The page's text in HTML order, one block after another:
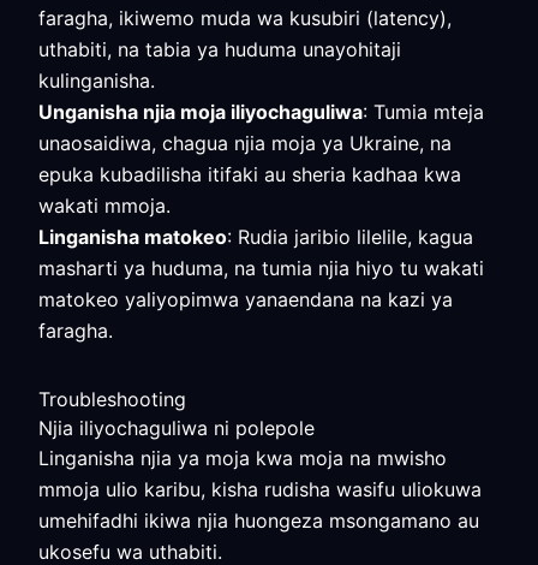
faragha, ikiwemo muda wa kusubiri (latency),
uthabiti, na tabia ya huduma unayohitaji
kulinganisha.
Unganisha njia moja iliyochaguliwa: Tumia mteja
unaosaidiwa, chagua njia moja ya Ukraine, na
epuka kubadilisha itifaki au sheria kadhaa kwa
wakati mmoja.
Linganisha matokeo: Rudia jaribio lilelile, kagua
masharti ya huduma, na tumia njia hiyo tu wakati
matokeo yaliyopimwa yanaendana na kazi ya
faragha.
Troubleshooting
Njia iliyochaguliwa ni polepole
Linganisha njia ya moja kwa moja na mwisho
mmoja ulio karibu, kisha rudisha wasifu uliokuwa
umehifadhi ikiwa njia huongeza msongamano au
ukosefu wa uthabiti.